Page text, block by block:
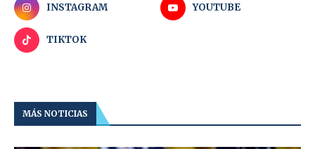
INSTAGRAM YOUTUBE
TIKTOK
MÁS NOTICIAS